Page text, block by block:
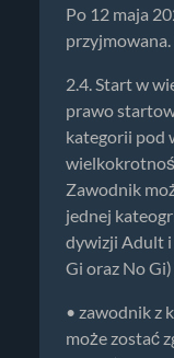
Po 12 maja
przyjmowana.
2.4. Start w
prawo
kategorii pod
Zawodnik
jednej
dywizji Adult i
Gi oraz No
• zawodnik z
może zostać